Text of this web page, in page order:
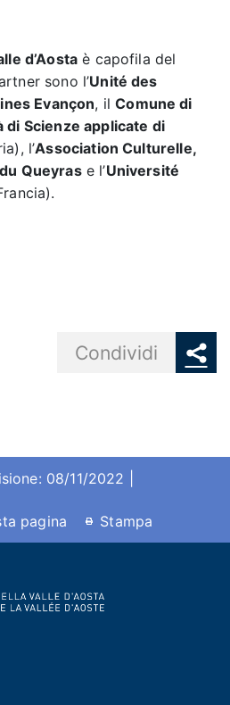
d’Aosta è capofila del
sono l’Unité des
Evançon, ilComune di
di Scienze applicate di
l’Association Culturelle,
Queyrase l’Université
Condividi
08/11/2022 |
pagina Stampa